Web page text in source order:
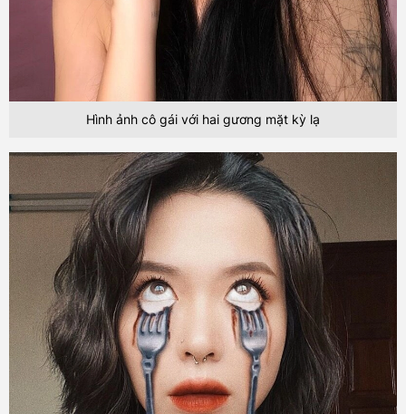
Hình ảnh cô gái với hai gương mặt kỳ lạ